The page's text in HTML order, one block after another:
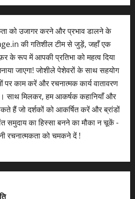
को उजागर करने और प्रभाव डालने के
की गतिशील टीम से जुड़ें, जहाँ एक
के रूप में आपकी प्रतिभा को महत्व दिया
जाएगा! जोशीले पेशेवरों के साथ सहयोग
पर काम करें और रचनात्मक कार्य वातावरण
मिलकर, हम आकर्षक कहानियाँ और
हैं जो दर्शकों को आकर्षित करें और ब्रांडों
समुदाय का हिस्सा बनने का मौका न चूकें -
रचनात्मकता को चमकने दें !